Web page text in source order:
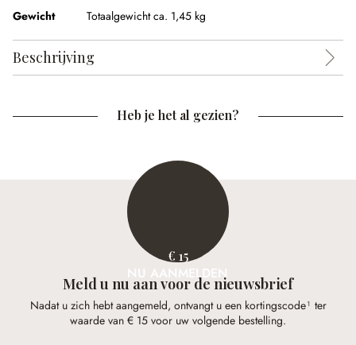
Gewicht
Totaalgewicht ca. 1,45 kg
Beschrijving
Heb je het al gezien?
€ 15
NU AANMELDEN
Meld u nu aan voor de nieuwsbrief
Nadat u zich hebt aangemeld, ontvangt u een kortingscode¹ ter
waarde van € 15 voor uw volgende bestelling.